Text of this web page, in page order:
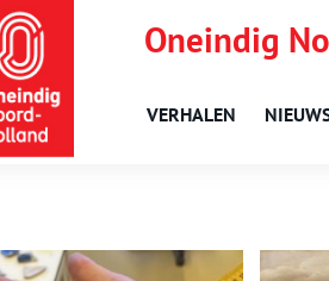
Oneindig
VERHALEN